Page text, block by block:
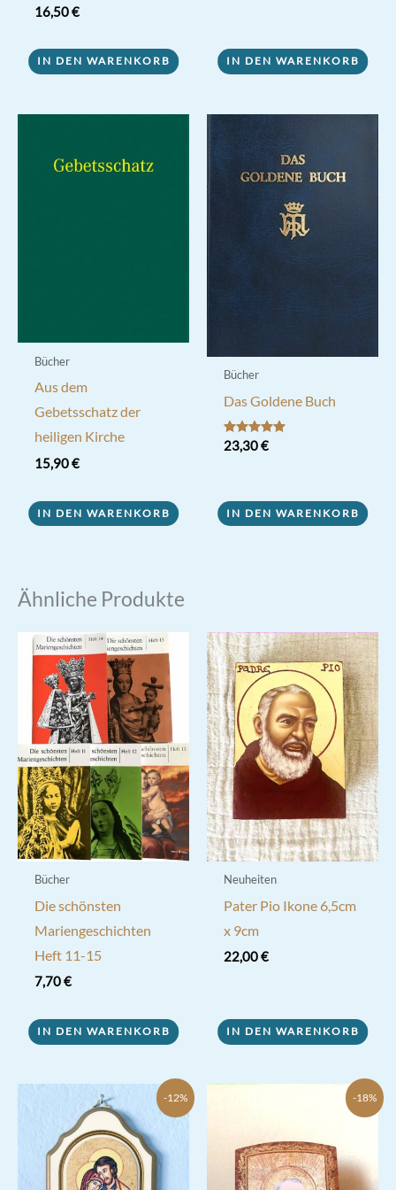
16,50€
IN DEN WARENKORB IN DEN WARENKORB
Bücher
Aus dem
Gebetsschatz der
heiligen Kirche
15,90€
IN DEN WARENKORB
Bücher
Das Goldene Buch
Bewertet mit
5.00
23,30€
IN DEN WARENKORB
Ähnliche Produkte
Bücher
Die schönsten
Mariengeschichten
Heft 11-15
7,70€
IN DEN WARENKORB
Neuheiten
Pater Pio Ikone 6,5cm
x 9cm
22,00€
IN DEN WARENKORB
-12% -18%